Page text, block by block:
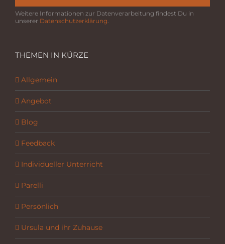
Weitere Informationen zur Datenverarbeitung findest Du in
unserer Datenschutzerklärung
THEMEN IN KÜRZE
Allgemein
Angebot
Blog
Feedback
Individueller Unterricht
Parelli
Persönlich
Ursula und ihr Zuhause